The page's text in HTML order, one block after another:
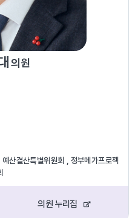
의원
산결산특별위원회 , 정부메가프로젝
의원 누리집